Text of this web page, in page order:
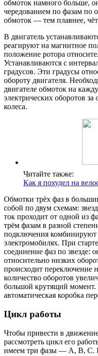
обмоток намного больше,
чередованием по фазам по
обмоток — тем плавнее,
В двигатель
реагируют на магнитное
положение ротора
Устанавливаются с
градусов. Эти градусы
обороту двигателя.
двигателе обмоток на
электрических оборотов
колеса.
Читайте также:
Как я похудел на
Обмотки трёх фаз в
собой по двум схемам:
ток проходит от одной из
трём фазам в разной
подключения комбинируют
электромобилях. При
соединение фаз по звезде:
относительно низких
происходит переключение
количество оборотов
большой крутящий момент.
автоматическая коробка
Цикл работы
Чтобы привести в
рассмотреть цикл его
имеем три фазы — A, B, C.